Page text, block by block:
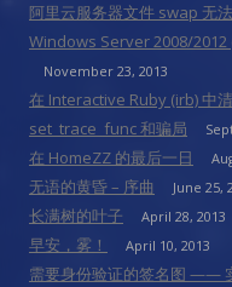
阿里云服务器文件 swap 无
Windows Server 2008/2012
November 23, 2013
在 Interactive Ruby (irb) 中
set_trace_func 和骗局
在 HomeZZ 的最后一日
无语的黄昏 – 序曲 June 25,
长满树的叶子 April 28, 2013
早安，雾！ April 10, 2013
需要身份验证的签名图 ——